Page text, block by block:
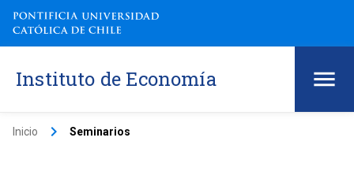
Instituto de Economía
Inicio keyboard_arrow_right Seminarios